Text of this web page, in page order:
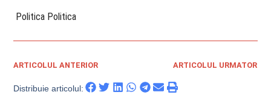
​ Politica Politica
ARTICOLUL ANTERIOR ARTICOLUL URMATOR
Distribuie articolul: